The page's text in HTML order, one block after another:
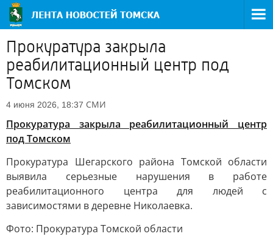
Прокуратура закрыла
реабилитационный центр под
Томском
4 июня 2026, 18:37 СМИ
Прокуратура закрыла реабилитационный центр
под Томском
Прокуратура Шегарского района Томской области
выявила серьезные нарушения в работе
реабилитационного центра для людей с
зависимостями в деревне Николаевка.
Фото: Прокуратура Томской области